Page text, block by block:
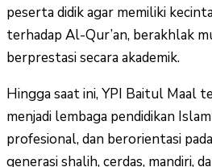
peserta didik agar memiliki
terhadap Al-Qur’an, berakhlak
berprestasi secara akademik.
Hingga saat ini, YPI Baitul Maal
menjadi lembaga pendidikan
profesional, dan berorientasi
generasi shalih, cerdas, mandiri,